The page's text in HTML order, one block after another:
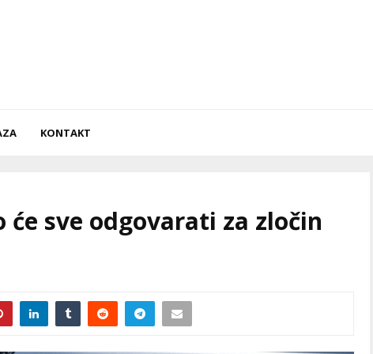
KONTAKT
će sve odgovarati za zločin